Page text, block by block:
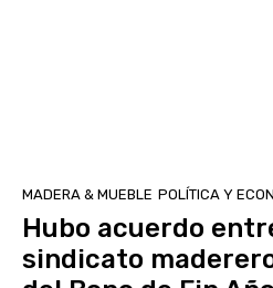
MADERA & MUEBLE POLÍTICA Y
Hubo acuerdo
sindicato